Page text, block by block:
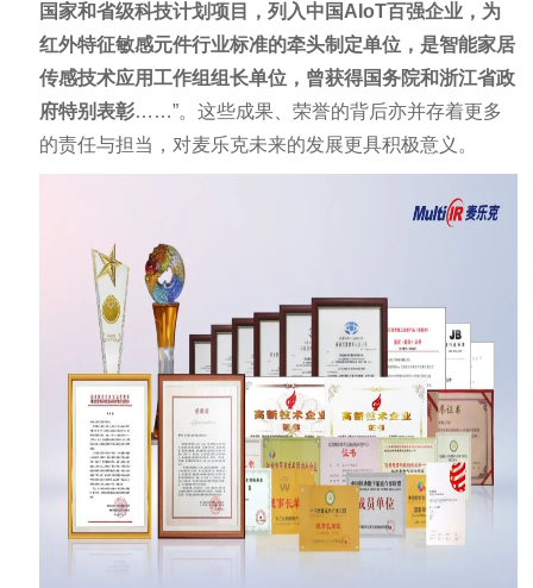
国家和省级科技计划项目，列入中国AIoT百强企业，为
红外特征敏感元件行业标准的牵头制定单位，是智能家居
传感技术应用工作组组长单位，曾获得国务院和浙江省政
府特别表彰……”。这些成果、荣誉的背后亦并存着更多
的责任与担当，对麦乐克未来的发展更具积极意义。